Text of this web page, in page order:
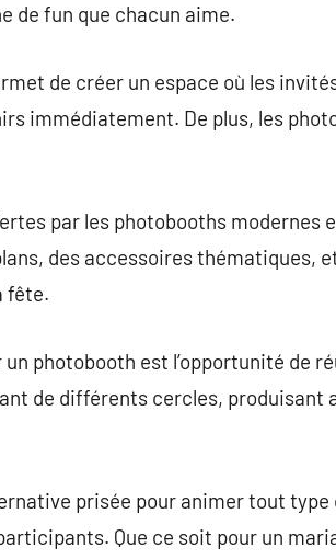
de fun que chacun aime.
de créer un espace où les
immédiatement. De plus, les
par les photobooths modernes
des accessoires thématiques,
fête.
photobooth est l’opportunité de
de différents cercles, produisant
prisée pour animer tout type
Que ce soit pour un